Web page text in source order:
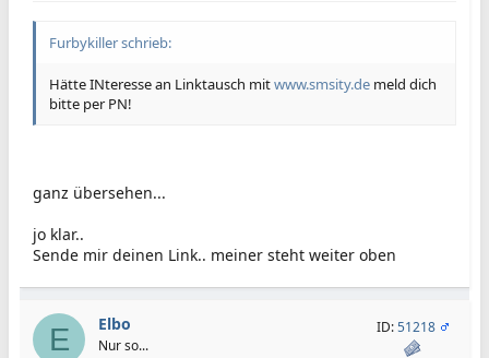
Furbykiller schrieb:
Hätte INteresse an Linktausch mitwww.smsity.de meld dich
bitte per PN!
ganz übersehen...
jo klar..
Sende mir deinen Link.. meiner steht weiter oben
E Elbo
Nur so...
ID:51218